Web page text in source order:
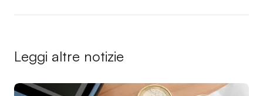
Leggi altre notizie